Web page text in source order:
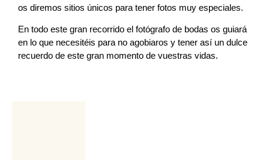
os diremos sitios únicos para tener fotos muy especiales.
En todo este gran recorrido el fotógrafo de bodas os guiará
en lo que necesitéis para no agobiaros y tener así un dulce
recuerdo de este gran momento de vuestras vidas.